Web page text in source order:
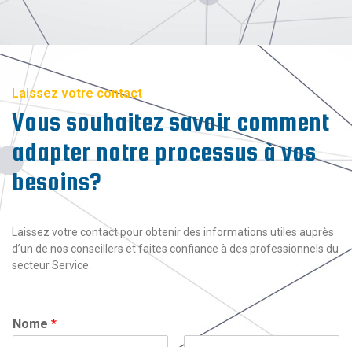
Laissez votre contact
Vous souhaitez savoir comment
adapter notre processus à vos
besoins?
Laissez votre contact pour obtenir des informations utiles auprès
d’un de nos conseillers et faites confiance à des professionnels du
secteur Service.
Nome *